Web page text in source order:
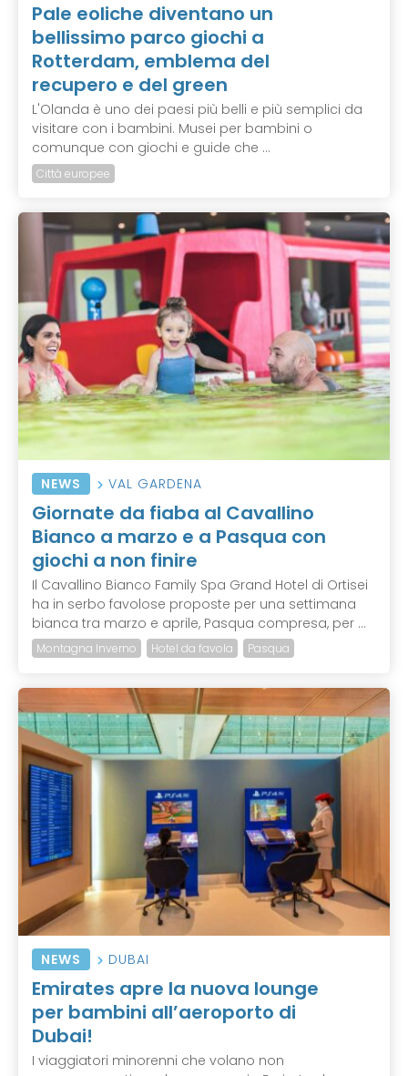
Pale eoliche diventano un
bellissimo parco giochi a
Rotterdam, emblema del
recupero e del green
L'Olanda è uno dei paesi più belli e più semplici da
visitare con i bambini. Musei per bambini o
comunque con giochi e guide che ...
Città europee
NEWS VAL GARDENA
Giornate da fiaba al Cavallino
Bianco a marzo e a Pasqua con
giochi a non finire
Il Cavallino Bianco Family Spa Grand Hotel di Ortisei
ha in serbo favolose proposte per una settimana
bianca tra marzo e aprile, Pasqua compresa, per ...
Montagna Inverno Hotel da favola Pasqua
NEWS DUBAI
Emirates apre la nuova lounge
per bambini all’aeroporto di
Dubai!
I viaggiatori minorenni che volano non